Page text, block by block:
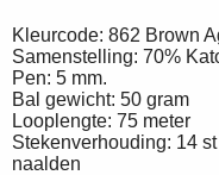
Kleurcode: 862 Brown
Samenstelling: 70%
Pen: 5 mm.
Bal gewicht: 50 gram
Looplengte: 75 meter
Stekenverhouding: 14
naalden